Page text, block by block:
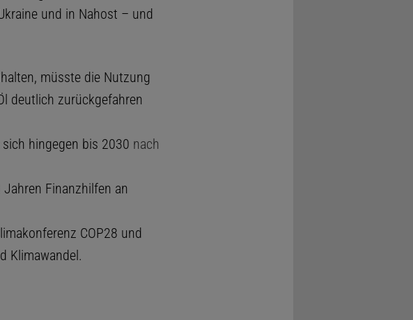
und in Nahost – und
müsste die Nutzung
deutlich zurückgefahren
hingegen bis 2030 nach
Finanzhilfen an
COP28 und
Klimawandel.